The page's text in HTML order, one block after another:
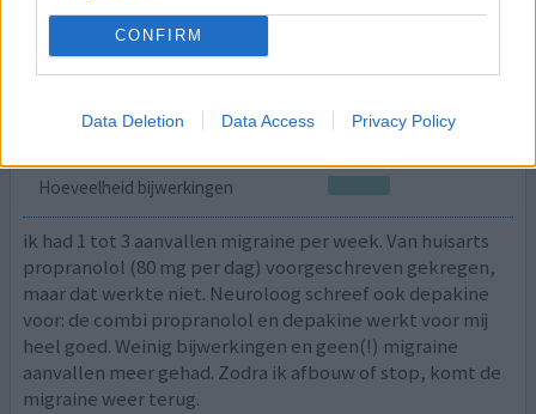
CONFIRM
Data Deletion Data Access Privacy Policy
Depakine
14-03-2019 | Man | 35
Hoeveelheid bijwerkingen
ik had 1 tot 3 aanvallen migraine per week. Van huisarts
propranolol (80 mg per dag) voorgeschreven gekregen,
maar dat werkte niet. Neuroloog schreef ook depakine
voor: de combi propranolol en depakine werkt voor mij
heel goed. Weinig bijwerkingen en geen(!) migraine
aanvallen meer gehad. Zodra ik afbouw of stop, komt de
migraine weer terug.